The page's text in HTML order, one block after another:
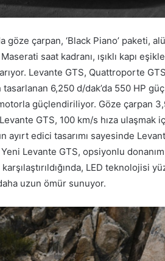
göze çarpan, ‘Black Piano’ paketi,
saat kadranı, ışıklı kapı
Levante GTS, Quattroporte
6,250 d/dak’da 550 HP
güçlendiriliyor. Göze çarpan
GTS, 100 km/s hıza
ayırt edici tasarımı sayesinde
Levante GTS, opsiyonlu
LED teknolojisi
uzun ömür sunuyor.